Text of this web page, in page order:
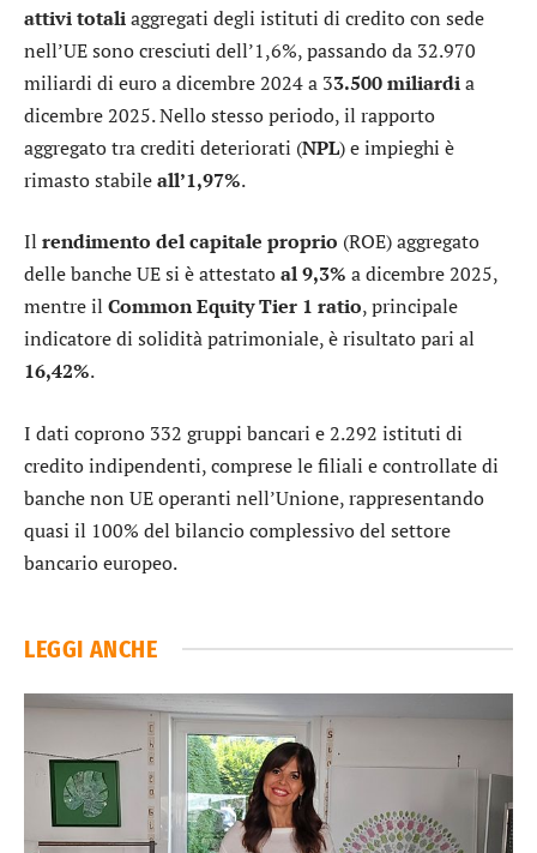
attivi totaliaggregati degli istituti di credito con sede
nell’UE sono cresciuti dell’1,6%, passando da 32.970
miliardi di euro a dicembre 2024 a 33.500 miliardia
dicembre 2025. Nello stesso periodo, il rapporto
aggregato tra crediti deteriorati (NPL) e impieghi è
rimasto stabileall’1,97%.
Il rendimento del capitale proprio (ROE) aggregato
delle banche UE si è attestatoal 9,3% a dicembre 2025,
mentre il Common Equity Tier 1 ratio, principale
indicatore di solidità patrimoniale, è risultato pari al
16,42%.
I dati coprono 332 gruppi bancari e 2.292 istituti di
credito indipendenti, comprese le filiali e controllate di
banche non UE operanti nell’Unione, rappresentando
quasi il 100% del bilancio complessivo del settore
bancario europeo.
LEGGI ANCHE